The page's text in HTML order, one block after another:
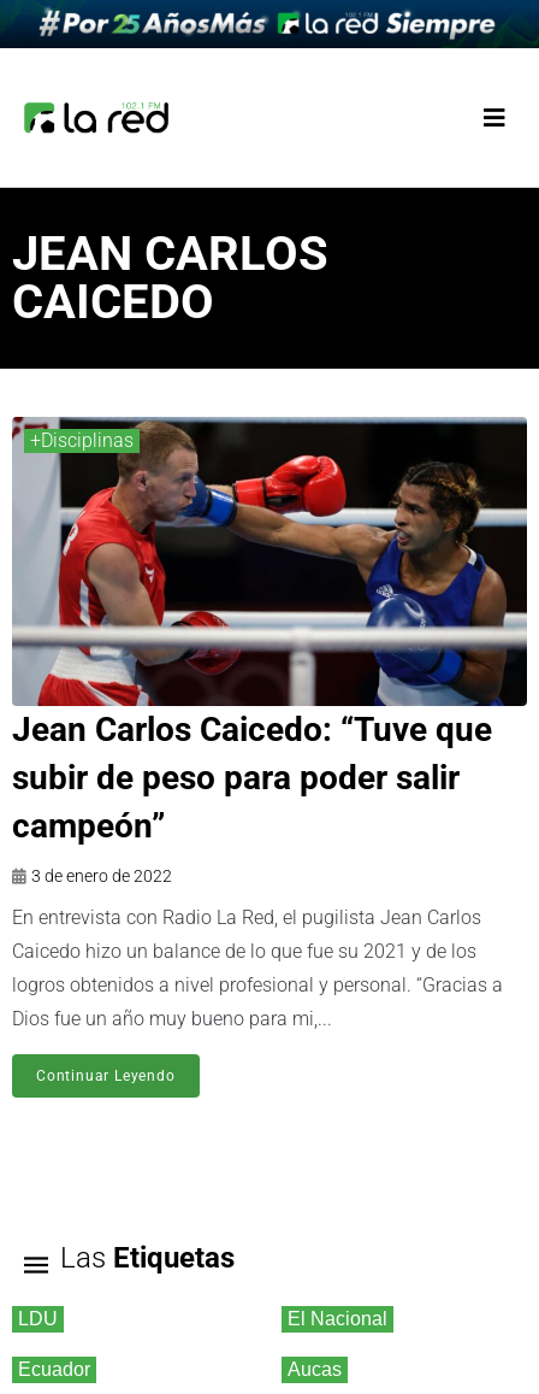
JEAN CARLOS
CAICEDO
+Disciplinas
Jean Carlos Caicedo: “Tuve que
subir de peso para poder salir
campeón”
3 de enero de 2022
En entrevista con Radio La Red, el pugilista Jean Carlos
Caicedo hizo un balance de lo que fue su 2021 y de los
logros obtenidos a nivel profesional y personal. “Gracias a
Dios fue un año muy bueno para mi,...
Continuar Leyendo
Las Etiquetas
LDU El Nacional
Ecuador Aucas